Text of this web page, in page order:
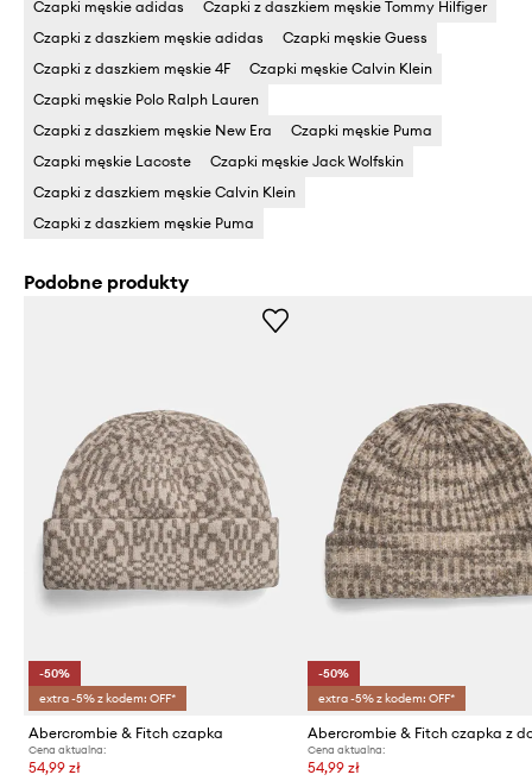
Czapki męskie adidas
Czapki z daszkiem męskie Tommy Hilfiger
Czapki z daszkiem męskie adidas
Czapki męskie Guess
Czapki z daszkiem męskie 4F
Czapki męskie Calvin Klein
Czapki męskie Polo Ralph Lauren
Czapki z daszkiem męskie New Era
Czapki męskie Puma
Czapki męskie Lacoste
Czapki męskie Jack Wolfskin
Czapki z daszkiem męskie Calvin Klein
Czapki z daszkiem męskie Puma
Podobne produkty
-50%
extra -5% z kodem: OFF*
Abercrombie & Fitch czapka
Cena aktualna:
54,99 zł
-50%
extra -5% z kodem: OFF*
Cena aktualna:
54,99 zł